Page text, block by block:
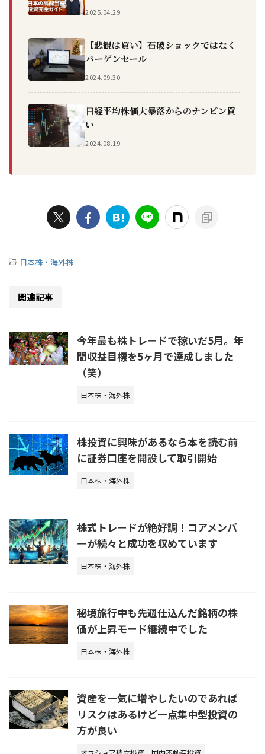
2025.04.29
【悲観は買い】石破ショックではなく
バーゲンセール
2024.09.30
日経平均株価大暴落からのナンピン買
い
2024.08.19
-日本株・海外株
関連記事
今年最も株トレードで稼いだ5月。年
間収益目標を5ヶ月で達成しました
（笑）
日本株・海外株
株投資に興味があるなら本を読む前
に証券口座を開設して取引開始
日本株・海外株
株式トレードが絶好調！コアメンバ
ーが続々と成功を収めています
日本株・海外株
秘境旅行中も先週仕込んだ銘柄の株
価が上昇モード継続中でした
日本株・海外株
資産を一気に増やしたいのであれば
リスクはあるけど一点集中型投資の
方が良い